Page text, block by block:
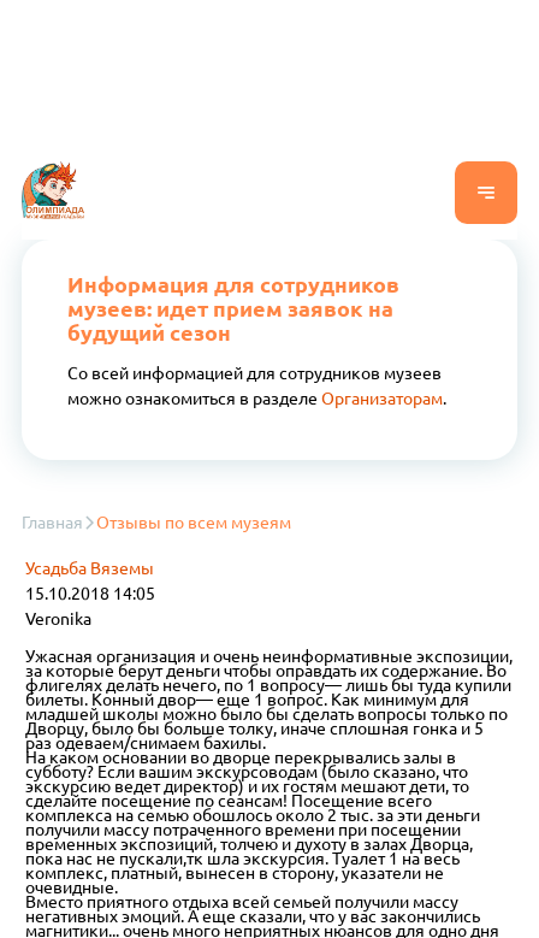
Информация для сотрудников
музеев: идет прием заявок на
будущий сезон
Со всей информацией для сотрудников музеев
можно ознакомиться в разделе Организаторам.
Главная Отзывы по всем музеям
Усадьба Вяземы
15.10.2018 14:05
Veronika
Ужасная организация и очень неинформативные экспозиции,
за которые берут деньги чтобы оправдать их содержание. Во
флигелях делать нечего, по 1 вопросу— лишь бы туда купили
билеты. Конный двор— еще 1 вопрос. Как минимум для
младшей школы можно было бы сделать вопросы только по
Дворцу, было бы больше толку, иначе сплошная гонка и 5
раз одеваем/снимаем бахилы.
На каком основании во дворце перекрывались залы в
субботу? Если вашим экскурсоводам (было сказано, что
экскурсию ведет директор) и их гостям мешают дети, то
сделайте посещение по сеансам! Посещение всего
комплекса на семью обошлось около 2 тыс. за эти деньги
получили массу потраченного времени при посещении
временных экспозиций, толчею и духоту в залах Дворца,
пока нас не пускали,тк шла экскурсия. Туалет 1 на весь
комплекс, платный, вынесен в сторону, указатели не
очевидные.
Вместо приятного отдыха всей семьей получили массу
негативных эмоций. А еще сказали, что у вас закончились
магнитики... очень много неприятных нюансов для одно дня